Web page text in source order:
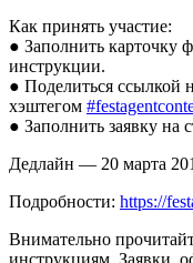
Как принять участие:
● Заполнить карточку
инструкции.
● Поделиться ссылкой
хэштегом
● Заполнить заявку на
Дедлайн — 20 марта
Подробности: https://
Внимательно